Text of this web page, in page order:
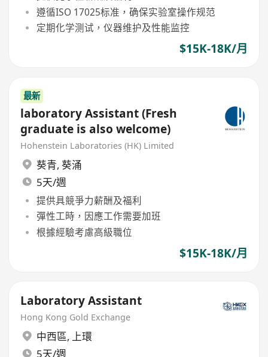
遵循ISO 17025标准，确保实验室操作规范
定期化学测试，仪器维护及性能监控
$15K-18K/月
最新
laboratory Assistant (Fresh
graduate is also welcome)
Hohenstein Laboratories (HK) Limited
葵青, 葵涌
5天/週
提供具競爭力薪酬及福利
彈性工時，因應工作需要加班
根據經驗考慮高級職位
$15K-18K/月
Laboratory Assistant
Hong Kong Gold Exchange
中西區, 上環
5天/週